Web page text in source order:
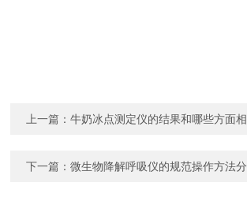
上一篇：牛奶冰点测定仪的结果和哪些方面
下一篇：微生物降解呼吸仪的规范操作方法